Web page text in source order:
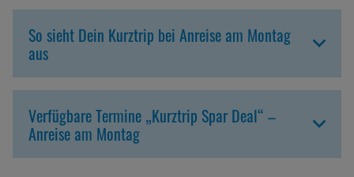
So sieht Dein Kurztrip bei Anreise am Montag
aus
Verfügbare Termine „Kurztrip Spar Deal“ –
Anreise am Montag